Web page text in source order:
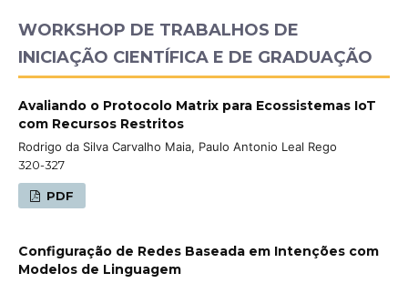
WORKSHOP DE TRABALHOS DE
INICIAÇÃO CIENTÍFICA E DE GRADUAÇÃO
Avaliando o Protocolo Matrix para Ecossistemas IoT
com Recursos Restritos
Rodrigo da Silva Carvalho Maia, Paulo Antonio Leal Rego
320-327
PDF
Configuração de Redes Baseada em Intenções com
Modelos de Linguagem